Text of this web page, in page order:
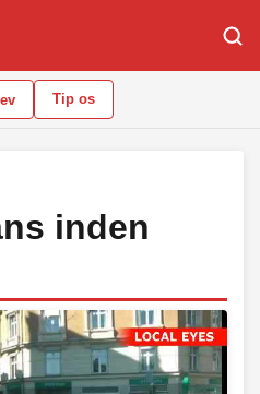
Tip os
inden